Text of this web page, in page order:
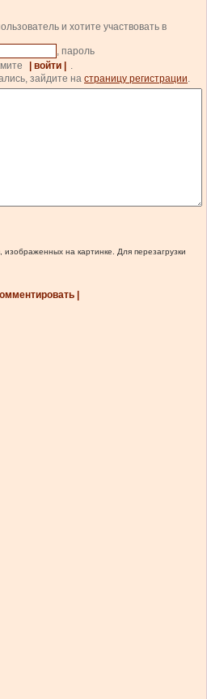
и хотите участвовать в
, пароль
| войти |
.
зайдите на страницу регистрации.
изображенных на картинке. Для перезагрузки
|